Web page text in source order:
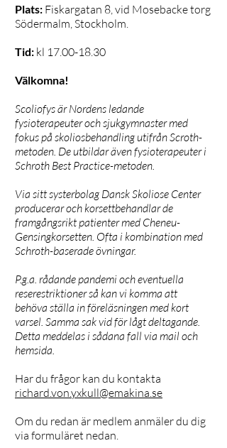
Plats: Fiskargatan 8, vid Mosebacke torg
Södermalm, Stockholm.
Tid: kl 17.00-18.30
Välkomna!
Scoliofys är Nordens ledande
fysioterapeuter och sjukgymnaster med
fokus på skoliosbehandling utifrån Scroth-
metoden. De utbildar även fysioterapeuter i
Schroth Best Practice-metoden.
Via sitt systerbolag Dansk Skoliose Center
producerar och korsettbehandlar de
framgångsrikt patienter med Cheneu-
Gensingkorsetten. Ofta i kombination med
Schroth-baserade övningar.
P.g.a. rådande pandemi och eventuella
reserestriktioner så kan vi komma att
behöva ställa in föreläsningen med kort
varsel. Samma sak vid för lågt deltagande.
Detta meddelas i sådana fall via mail och
hemsida.
Har du frågor kan du kontakta
richard.von.yxkull@emakina.se
Om du redan är medlem anmäler du dig
via formuläret nedan.